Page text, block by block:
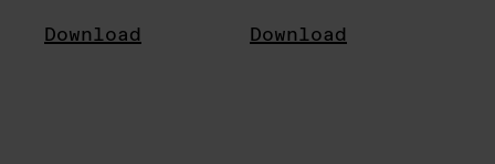
Download Download